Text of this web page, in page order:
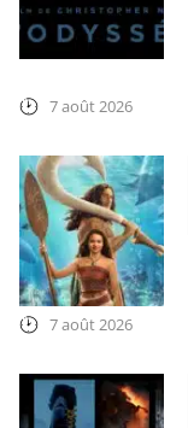
7 août 2026
7 août 2026